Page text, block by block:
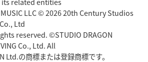
LLC © 2026 20th Century Studios
Ltd
reserved. ©STUDIO DRAGON
Co., Ltd. All
Ltd.の商標または登録商標です。